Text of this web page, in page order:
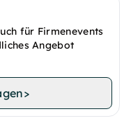
für Firmenevents
Angebot
>